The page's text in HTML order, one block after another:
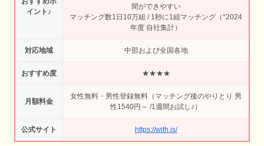
イント♪
間ができやすい
マッチング数1日10万組 / 1秒に1組マッチング（*2024
年度 自社集計）
対応地域 中部および全国各地
おすすめ度 ★★★★
月額料金
女性無料・男性登録無料（マッチング後のやりとり 男
性1540円～ /1週間お試し♪）
公式サイト https://with.is/